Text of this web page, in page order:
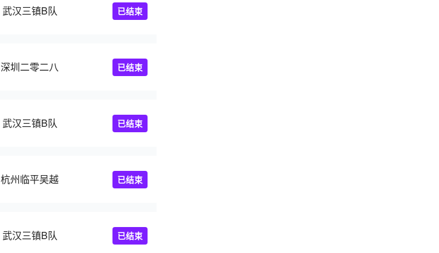
武汉三镇B队 已结束
深圳二零二八 已结束
武汉三镇B队 已结束
杭州临平吴越 已结束
武汉三镇B队 已结束